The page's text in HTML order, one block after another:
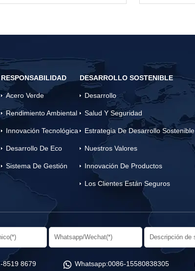
RESPONSABILIDAD
Acero Verde
Rendimiento Ambiental
Innovación Tecnológica
Desarrollo De Eco
Sistema De Gestión
DESARROLLO SOSTENIBLE
Desarrollo
Salud Y Seguridad
Estrategia De Desarrollo Sostenible
Nuestros Valores
Innovación De Productos
Los Clientes Están Seguros
8519 8679 Whatsapp:0086-15580838305